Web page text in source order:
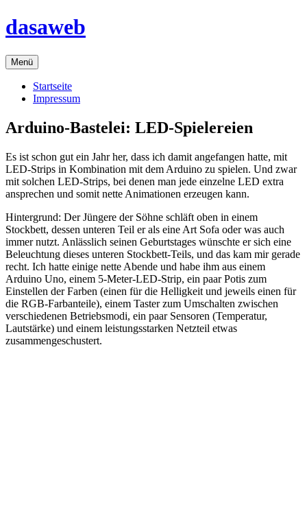
Zum
Inhalt
dasaweb
Menü
Startseite
Impressum
Arduino-Bastelei: LED-Spielereien
Es ist schon gut ein Jahr her, dass ich damit angefangen hatte, mit
LED-Strips in Kombination mit dem Arduino zu spielen. Und zwar
mit solchen LED-Strips, bei denen man jede einzelne LED extra
ansprechen und somit nette Animationen erzeugen kann.
Hintergrund: Der Jüngere der Söhne schläft oben in einem
Stockbett, dessen unteren Teil er als eine Art Sofa oder was auch
immer nutzt. Anlässlich seinen Geburtstages wünschte er sich eine
Beleuchtung dieses unteren Stockbett-Teils, und das kam mir gerade
recht. Ich hatte einige nette Abende und habe ihm aus einem
Arduino Uno, einem 5-Meter-LED-Strip, ein paar Potis zum
Einstellen der Farben (einen für die Helligkeit und jeweils einen für
die RGB-Farbanteile), einem Taster zum Umschalten zwischen
verschiedenen Betriebsmodi, ein paar Sensoren (Temperatur,
Lautstärke) und einem leistungsstarken Netzteil etwas
zusammengeschustert.